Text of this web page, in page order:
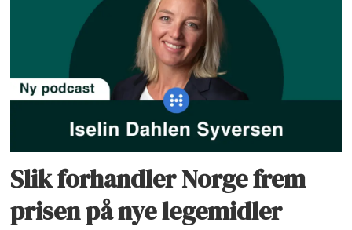
Slik forhandler Norge frem
prisen på nye legemidler